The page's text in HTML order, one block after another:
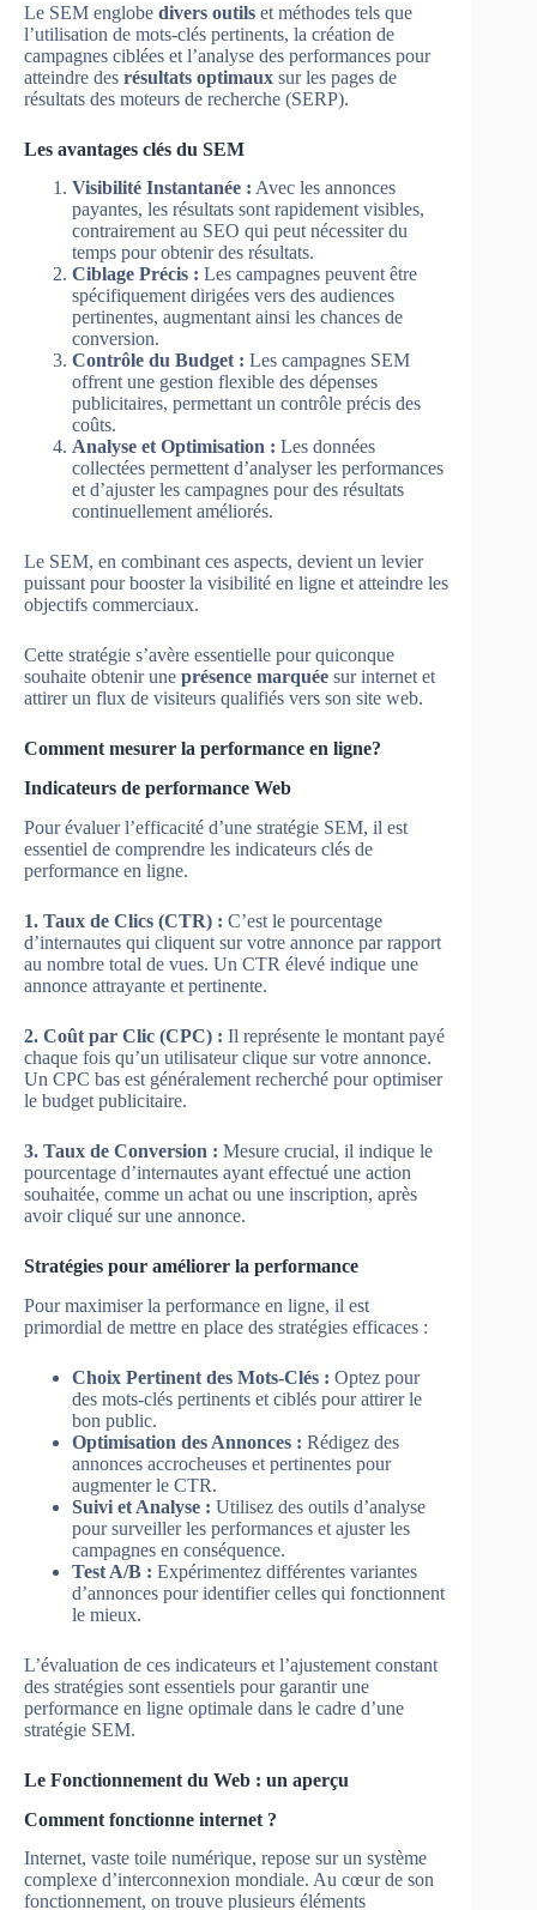
Le SEM englobe divers outils et méthodes tels que
l’utilisation de mots-clés pertinents, la création de
campagnes ciblées et l’analyse des performances pour
atteindre des résultats optimaux sur les pages de
résultats des moteurs de recherche (SERP).
Les avantages clés du SEM
Visibilité Instantanée : Avec les annonces
payantes, les résultats sont rapidement visibles,
contrairement au SEO qui peut nécessiter du
temps pour obtenir des résultats.
Ciblage Précis : Les campagnes peuvent être
spécifiquement dirigées vers des audiences
pertinentes, augmentant ainsi les chances de
conversion.
Contrôle du Budget : Les campagnes SEM
offrent une gestion flexible des dépenses
publicitaires, permettant un contrôle précis des
coûts.
Analyse et Optimisation : Les données
collectées permettent d’analyser les performances
et d’ajuster les campagnes pour des résultats
continuellement améliorés.
Le SEM, en combinant ces aspects, devient un levier
puissant pour booster la visibilité en ligne et atteindre les
objectifs commerciaux.
Cette stratégie s’avère essentielle pour quiconque
souhaite obtenir une présence marquée sur internet et
attirer un flux de visiteurs qualifiés vers son site web.
Comment mesurer la performance en ligne?
Indicateurs de performance Web
Pour évaluer l’efficacité d’une stratégie SEM, il est
essentiel de comprendre les indicateurs clés de
performance en ligne.
1. Taux de Clics (CTR) : C’est le pourcentage
d’internautes qui cliquent sur votre annonce par rapport
au nombre total de vues. Un CTR élevé indique une
annonce attrayante et pertinente.
2. Coût par Clic (CPC) : Il représente le montant payé
chaque fois qu’un utilisateur clique sur votre annonce.
Un CPC bas est généralement recherché pour optimiser
le budget publicitaire.
3. Taux de Conversion : Mesure crucial, il indique le
pourcentage d’internautes ayant effectué une action
souhaitée, comme un achat ou une inscription, après
avoir cliqué sur une annonce.
Stratégies pour améliorer la performance
Pour maximiser la performance en ligne, il est
primordial de mettre en place des stratégies efficaces :
Choix Pertinent des Mots-Clés : Optez pour
des mots-clés pertinents et ciblés pour attirer le
bon public.
Optimisation des Annonces : Rédigez des
annonces accrocheuses et pertinentes pour
augmenter le CTR.
Suivi et Analyse : Utilisez des outils d’analyse
pour surveiller les performances et ajuster les
campagnes en conséquence.
Test A/B : Expérimentez différentes variantes
d’annonces pour identifier celles qui fonctionnent
le mieux.
L’évaluation de ces indicateurs et l’ajustement constant
des stratégies sont essentiels pour garantir une
performance en ligne optimale dans le cadre d’une
stratégie SEM.
Le Fonctionnement du Web : un aperçu
Comment fonctionne internet ?
Internet, vaste toile numérique, repose sur un système
complexe d’interconnexion mondiale. Au cœur de son
fonctionnement, on trouve plusieurs éléments